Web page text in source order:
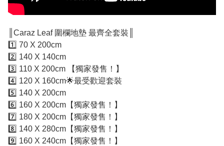
║Caraz Leaf 圍欄地墊 最齊全套裝║
1️⃣ 70 X 200cm
2️⃣ 140 X 140cm
3️⃣ 110 X 200cm 【獨家發售！】
4️⃣ 120 X 160cm🌟最受歡迎套裝
5️⃣ 140 X 200cm
6️⃣ 160 X 200cm【獨家發售！】
7️⃣ 180 X 200cm【獨家發售！】
8️⃣ 140 X 280cm【獨家發售！】
9️⃣ 160 X 240cm【獨家發售！】